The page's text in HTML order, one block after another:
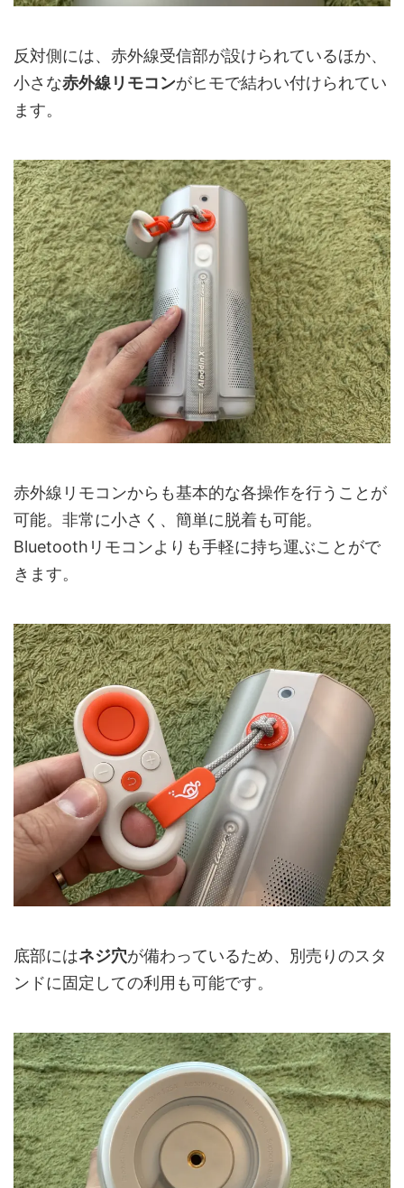
反対側には、赤外線受信部が設けられているほか、
小さな赤外線リモコンがヒモで結わい付けられてい
ます。
赤外線リモコンからも基本的な各操作を行うことが
可能。非常に小さく、簡単に脱着も可能。
Bluetoothリモコンよりも手軽に持ち運ぶことがで
きます。
底部にはネジ穴が備わっているため、別売りのスタ
ンドに固定しての利用も可能です。